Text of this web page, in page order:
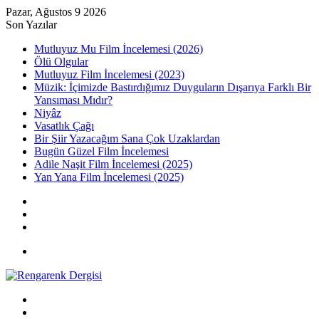
Pazar, Ağustos 9 2026
Son Yazılar
Mutluyuz Mu Film İncelemesi (2026)
Ölü Olgular
Mutluyuz Film İncelemesi (2023)
Müzik: İçimizde Bastırdığımız Duyguların Dışarıya Farklı Bir
Yansıması Mıdır?
Niyâz
Vasatlık Çağı
Bir Şiir Yazacağım Sana Çok Uzaklardan
Bugün Güzel Film İncelemesi
Adile Naşit Film İncelemesi (2025)
Yan Yana Film İncelemesi (2025)